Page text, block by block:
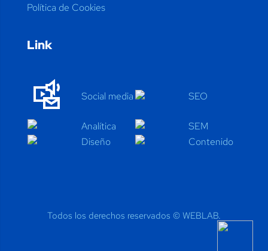
Política de Cookies
Link
Social media SEO
Analítica
SEM
Diseño
Contenido
Todos los derechos reservados © WEBLAB.